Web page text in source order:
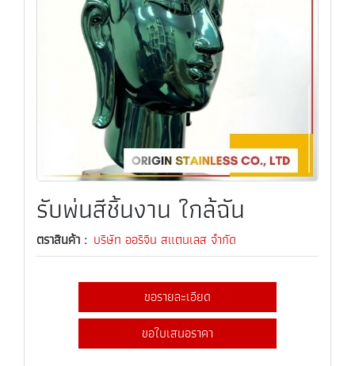
รับพ่นสีชิ้นงาน ใกล้ฉัน
ตราสินค้า : บริษัท ออริจิน สแตนเลส จำกัด
ขอรายละเอียด
ขอใบเสนอราคา